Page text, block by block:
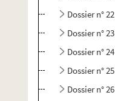
Dossier n° 22
Dossier n° 23
Dossier n° 24
Dossier n° 25
Dossier n° 26